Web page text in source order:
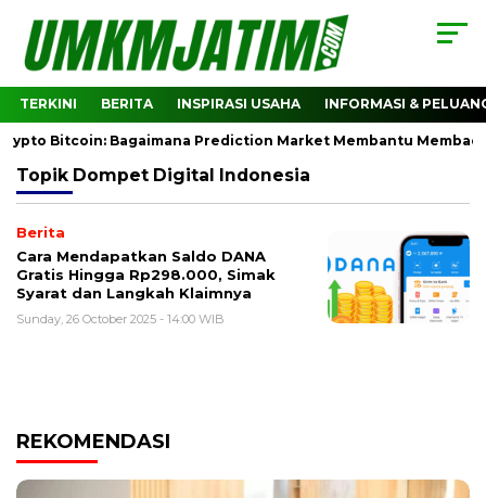
TERKINI BERITA INSPIRASI USAHA INFORMASI &
Bitcoin: Bagaimana Prediction Market Membantu Membaca
Topik Dompet Digital Indonesia
Berita
Cara Mendapatkan Saldo DANA
Gratis Hingga Rp298.000, Simak
Syarat dan Langkah Klaimnya
Sunday, 26 October 2025 - 14:00 WIB
REKOMENDASI